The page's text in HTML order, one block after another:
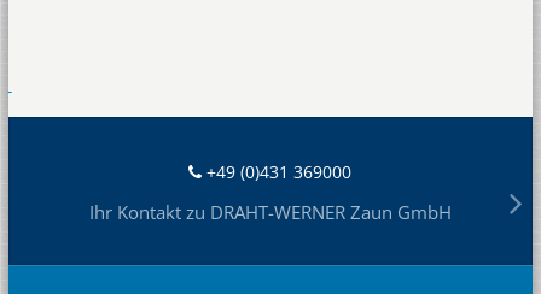
+49 (0)431 369000
Ihr Kontakt zu DRAHT-WERNER Zaun GmbH